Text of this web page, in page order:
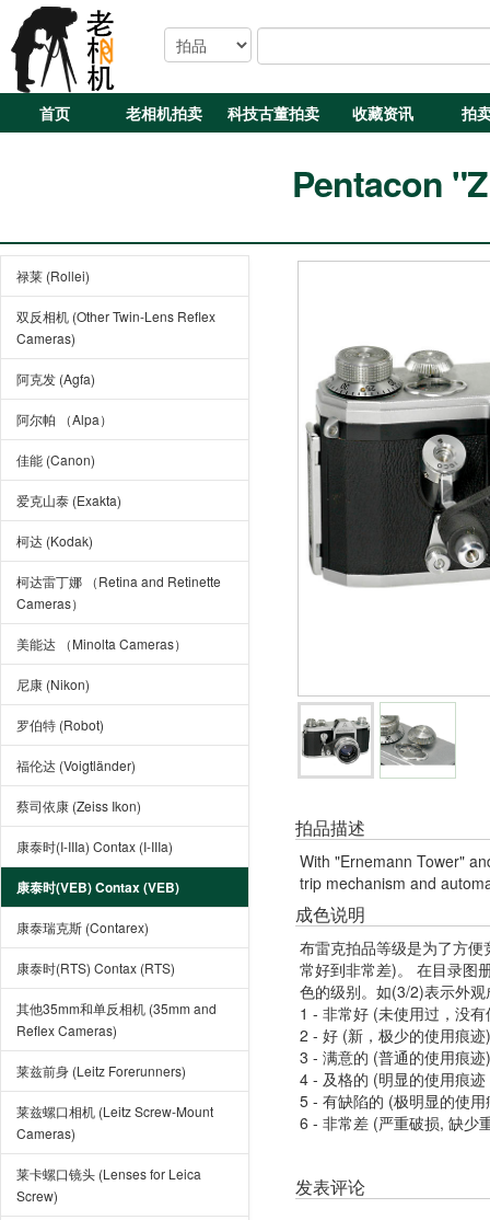
首页 老相机拍卖 科技古董拍卖 收藏资讯 拍
Pentacon
禄莱 (Rollei)
双反相机 (Other Twin-Lens Reflex
Cameras)
阿克发 (Agfa)
阿尔帕 （Alpa）
佳能 (Canon)
爱克山泰 (Exakta)
柯达 (Kodak)
柯达雷丁娜 （Retina and Retinette
Cameras）
美能达 （Minolta Cameras）
尼康 (Nikon)
罗伯特 (Robot)
福伦达 (Voigtländer)
蔡司依康 (Zeiss Ikon)
康泰时(I-IIIa) Contax (I-IIIa)
康泰时(VEB) Contax (VEB)
康泰瑞克斯 (Contarex)
康泰时(RTS) Contax (RTS)
其他35mm和单反相机 (35mm and
Reflex Cameras)
莱兹前身 (Leitz Forerunners)
莱兹螺口相机 (Leitz Screw-Mount
Cameras)
莱卡螺口镜头 (Lenses for Leica
Screw)
拍品描述
With "Ernemann Tower"
trip mechanism and
成色说明
布雷克拍品等级是为了方
常好到非常差)。 在目录图
色的级别。如(3/2)表示外
1 - 非常好 (未使用过，没
2 - 好 (新，极少的使用痕迹)
3 - 满意的 (普通的使用痕迹)
4 - 及格的 (明显的使用痕
5 - 有缺陷的 (极明显的使
6 - 非常差 (严重破损, 缺少
发表评论